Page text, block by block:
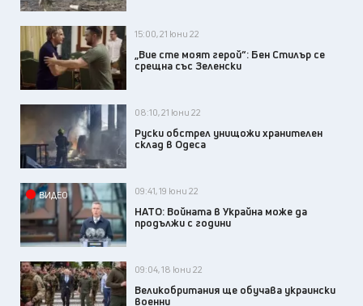
15:00, 21 юни 22
„Вие сте моят герой“: Бен Стилър се
срещна със Зеленски
08:10, 21 юни 22
Руски обстрел унищожи хранителен
склад в Одеса
ВИДЕО 09:41, 19 юни 22
НАТО: Войната в Украйна може да
продължи с години
09:04, 18 юни 22
Великобритания ще обучава украински
военни